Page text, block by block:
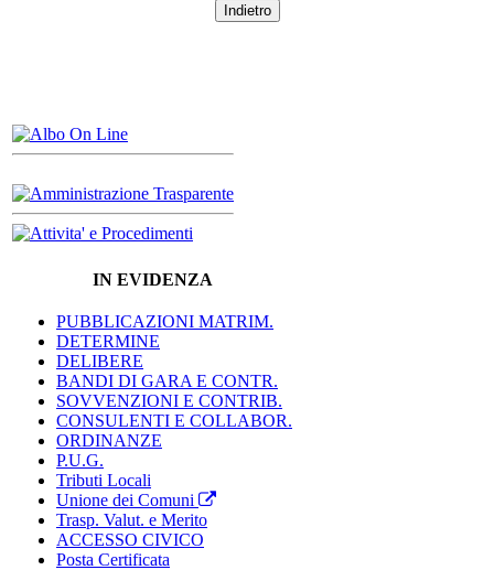
Indietro
IN EVIDENZA
PUBBLICAZIONI MATRIM.
DETERMINE
DELIBERE
BANDI DI GARA E CONTR.
SOVVENZIONI E CONTRIB.
CONSULENTI E COLLABOR.
ORDINANZE
P.U.G.
Tributi Locali
Unione dei Comuni
Trasp. Valut. e Merito
ACCESSO CIVICO
Posta Certificata